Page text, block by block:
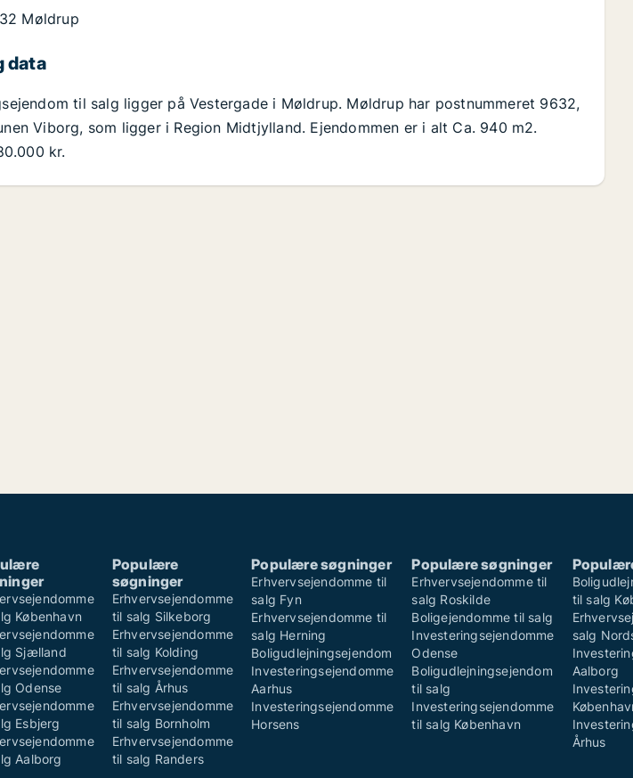
Møldrup
data
til salg ligger på Vestergade i Møldrup. Møldrup har postnummeret 9632,
Viborg, som ligger i Region Midtjylland. Ejendommen er i alt Ca. 940 m2.
kr.
København
Sjælland
Odense
Esbjerg
Aalborg
Populære
søgninger
Erhvervsejendomme
til salg Silkeborg
Erhvervsejendomme
til salg Kolding
Erhvervsejendomme
til salg Århus
Erhvervsejendomme
til salg Bornholm
Erhvervsejendomme
til salg Randers
Populære søgninger
Erhvervsejendomme til
salg Fyn
Erhvervsejendomme til
salg Herning
Boligudlejningsejendom
Investeringsejendomme
Aarhus
Investeringsejendomme
Horsens
Populære søgninger
Erhvervsejendomme til
salg Roskilde
Boligejendomme til salg
Investeringsejendomme
Odense
Boligudlejningsejendom
til salg
Investeringsejendomme
til salg København
til salg
salg
Aalborg
Århus